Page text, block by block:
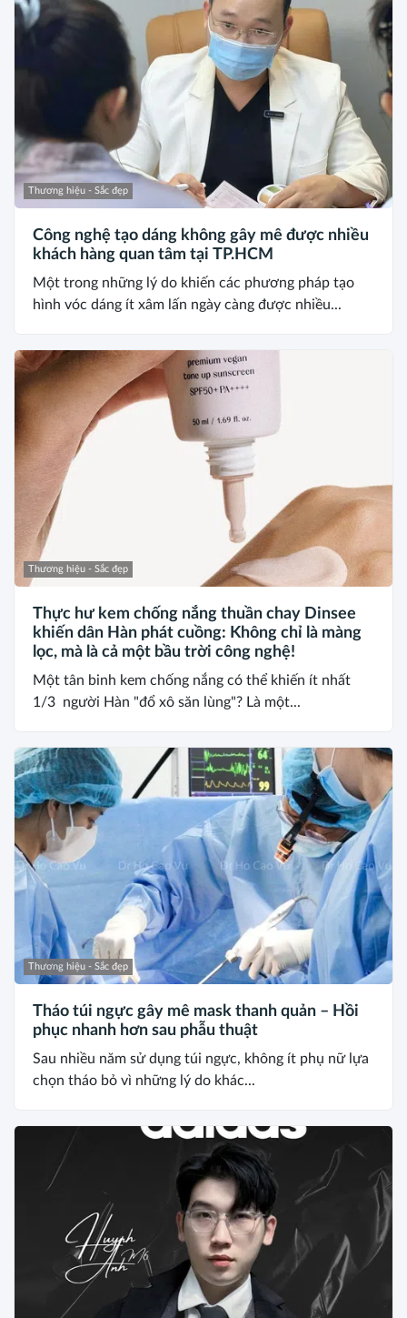
Thương hiệu - Sắc đẹp
Công nghệ tạo dáng không gây mê được nhiều
khách hàng quan tâm tại TP.HCM
Một trong những lý do khiến các phương pháp tạo
hình vóc dáng ít xâm lấn ngày càng được nhiều...
Thương hiệu - Sắc đẹp
Thực hư kem chống nắng thuần chay Dinsee
khiến dân Hàn phát cuồng: Không chỉ là màng
lọc, mà là cả một bầu trời công nghệ!
Một tân binh kem chống nắng có thể khiến ít nhất
1/3 người Hàn "đổ xô săn lùng"? Là một...
Thương hiệu - Sắc đẹp
Tháo túi ngực gây mê mask thanh quản – Hồi
phục nhanh hơn sau phẫu thuật
Sau nhiều năm sử dụng túi ngực, không ít phụ nữ lựa
chọn tháo bỏ vì những lý do khác...